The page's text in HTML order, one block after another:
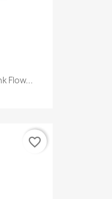
Flow...
favorite_border